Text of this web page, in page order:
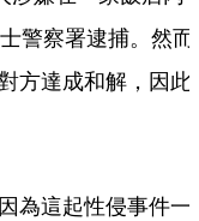
警察署逮捕。然而
方達成和解，因此
為這起性侵事件一